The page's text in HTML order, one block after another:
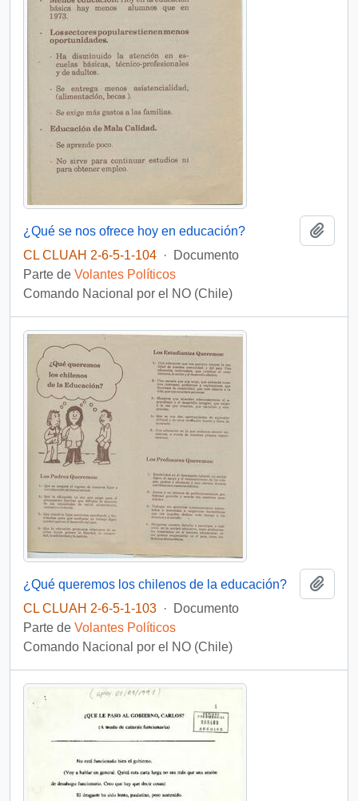
¿Qué se nos ofrece hoy en educación?
CL CLUAH 2-6-5-1-104 ·
Documento
Parte de Volantes Políticos
Comando Nacional por el NO (Chile)
¿Qué queremos los chilenos de la educación?
CL CLUAH 2-6-5-1-103 ·
Documento
Parte de Volantes Políticos
Comando Nacional por el NO (Chile)